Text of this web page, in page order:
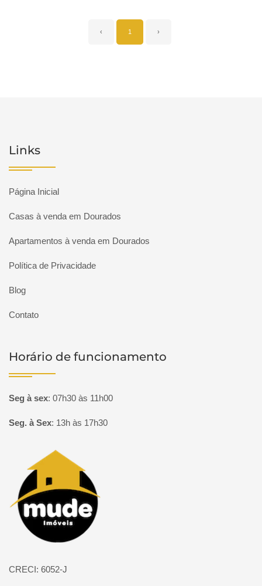
‹ 1 ›
Links
Página Inicial
Casas à venda em Dourados
Apartamentos à venda em Dourados
Política de Privacidade
Blog
Contato
Horário de funcionamento
Seg à sex: 07h30 às 11h00
Seg. à Sex: 13h às 17h30
Página inicial
CRECI: 6052-J